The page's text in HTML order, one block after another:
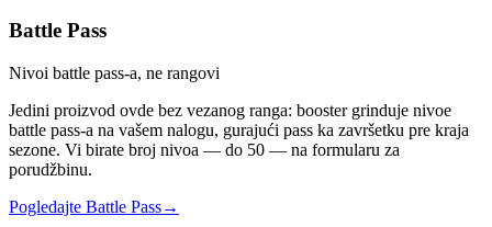
Battle Pass
Nivoi battle pass-a, ne rangovi
Jedini proizvod ovde bez vezanog ranga: booster grinduje nivoe
battle pass-a na vašem nalogu, gurajući pass ka završetku pre kraja
sezone. Vi birate broj nivoa — do 50 — na formularu za
porudžbinu.
Pogledajte Battle Pass→